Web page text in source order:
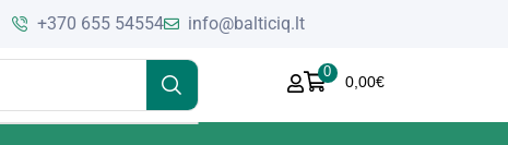
+370 655 54554 info@balticiq.lt
0
0,00€